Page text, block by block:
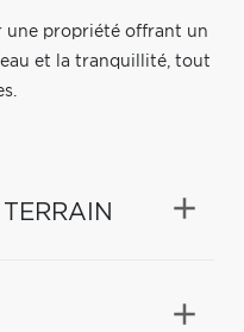
une propriété offrant un
et la tranquillité, tout